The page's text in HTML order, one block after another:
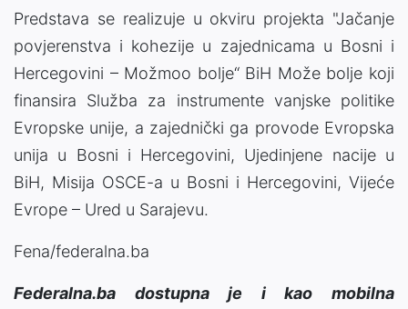
Predstava se realizuje u okviru projekta "Jačanje
povjerenstva i kohezije u zajednicama u Bosni i
Hercegovini – Možmoo bolje“ BiH Može bolje koji
finansira Služba za instrumente vanjske politike
Evropske unije, a zajednički ga provode Evropska
unija u Bosni i Hercegovini, Ujedinjene nacije u
BiH, Misija OSCE-a u Bosni i Hercegovini, Vijeće
Evrope – Ured u Sarajevu.
Fena/federalna.ba
Federalna.ba dostupna je i kao mobilna